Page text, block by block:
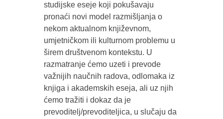
studijske eseje koji pokušavaju
pronaći novi model razmišljanja o
nekom aktualnom književnom,
umjetničkom ili kulturnom problemu u
širem društvenom kontekstu. U
razmatranje ćemo uzeti i prevode
važnijih naučnih radova, odlomaka iz
knjiga i akademskih eseja, ali uz njih
ćemo tražiti i dokaz da je
prevoditelj/prevoditeljica, u slučaju da